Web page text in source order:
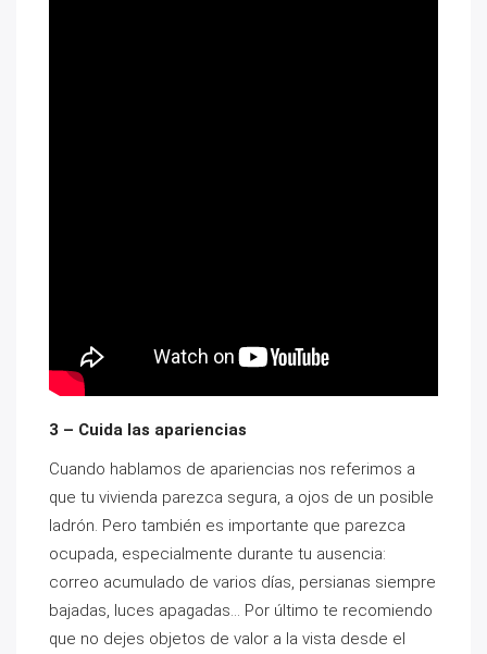
3 – Cuida las apariencias
Cuando hablamos de apariencias nos referimos a
que tu vivienda parezca segura, a ojos de un posible
ladrón. Pero también es importante que parezca
ocupada, especialmente durante tu ausencia:
correo acumulado de varios días, persianas siempre
bajadas, luces apagadas… Por último te recomiendo
que no dejes objetos de valor a la vista desde el